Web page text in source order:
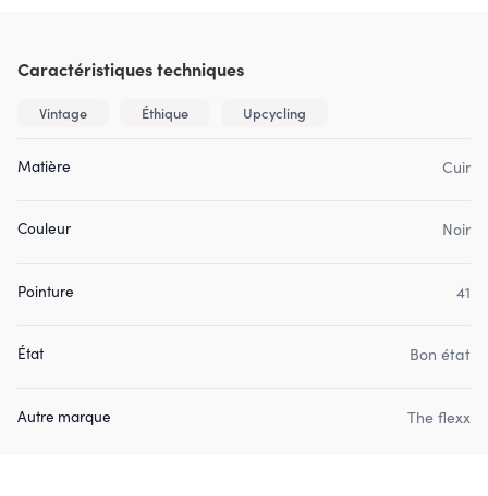
Caractéristiques techniques
Vintage Éthique Upcycling
Matière Cuir
Couleur Noir
Pointure 41
État Bon état
Autre marque The flexx